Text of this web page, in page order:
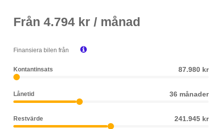
Från 4.794kr / månad
Finansiera bilen från 
Kontantinsats 87.980 kr
Lånetid 36 månader
Restvärde 241.945 kr